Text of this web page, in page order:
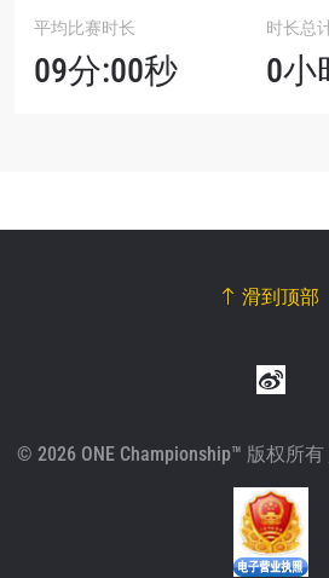
平均比赛时长
09分:00秒
时长总
0小
滑到顶部
© 2026 ONE Championship™ 版权所有